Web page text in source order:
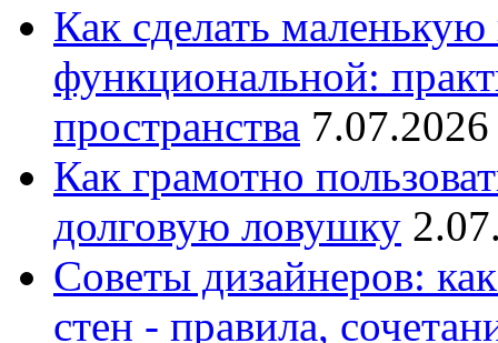
Как сделать
функциональной:
пространства
Как грамотно
долговую ловушку
Советы дизайнеров:
стен - правила,